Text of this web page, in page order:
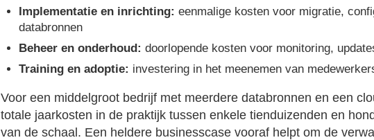
Implementatie en inrichting: eenmalige kosten voor migratie,
databronnen
Beheer en onderhoud: doorlopende kosten voor monitoring,
Training en adoptie: investering in het meenemen van
Voor een middelgroot bedrijf met meerdere databronnen en een
totale jaarkosten in de praktijk tussen enkele tienduizenden en
van de schaal. Een heldere businesscase vooraf helpt om de